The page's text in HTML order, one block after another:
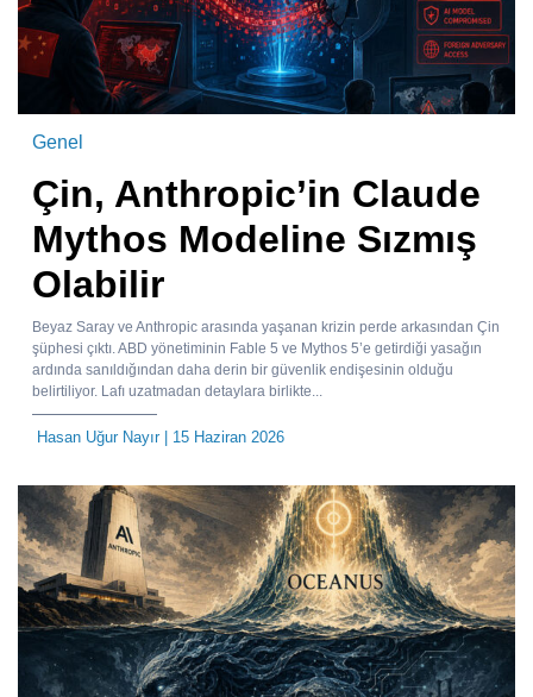
Genel
Çin, Anthropic’in Claude
Mythos Modeline Sızmış
Olabilir
Beyaz Saray ve Anthropic arasında yaşanan krizin perde arkasından Çin
şüphesi çıktı. ABD yönetiminin Fable 5 ve Mythos 5’e getirdiği yasağın
ardında sanıldığından daha derin bir güvenlik endişesinin olduğu
belirtiliyor. Lafı uzatmadan detaylara birlikte...
Hasan Uğur Nayır| 15 Haziran 2026